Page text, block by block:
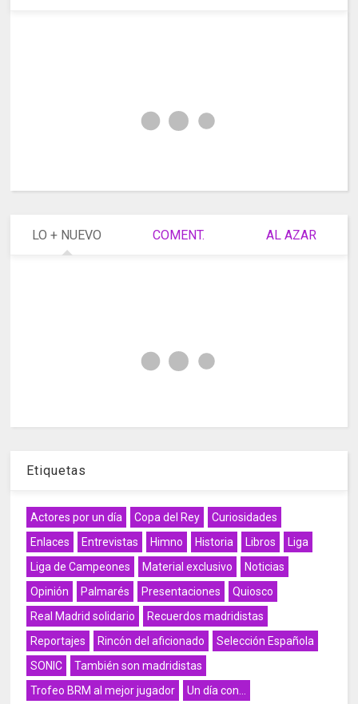
LO + NUEVO COMENT. AL AZAR
Etiquetas
Actores por un día Copa del Rey
Curiosidades
Enlaces
Entrevistas Himno Historia Libros
Liga
Liga de Campeones
Material exclusivo
Noticias
Opinión
Palmarés Presentaciones
Quiosco
Real Madrid solidario
Recuerdos madridistas
Reportajes
Rincón del aficionado
Selección Española
SONIC
También son madridistas
Trofeo BRM al mejor jugador
Un día con...